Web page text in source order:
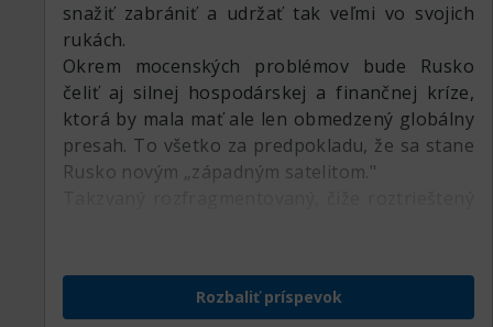
snažiť zabrániť a udržať tak veľmi vo svojich
rukách.
Okrem mocenských problémov bude Rusko
čeliť aj silnej hospodárskej a finančnej kríze,
ktorá by mala mať ale len obmedzený globálny
presah. To všetko za predpokladu, že sa stane
Rusko novým „západným satelitom."
prípade tých európskych, ale to iba v prípade,
že nedôjde v Európe k hlbokej recesii.
Rozbaliť príspevok